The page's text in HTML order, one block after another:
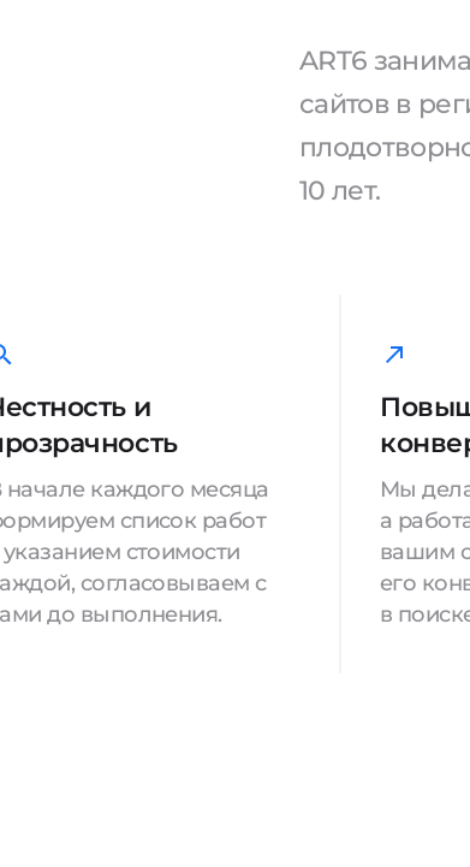
ART6
сайтов в
10 лет.
и
начале каждого месяца
список работ
указанием стоимости
согласовываем с
до выполнения.
Мы
а
вашим
его
в